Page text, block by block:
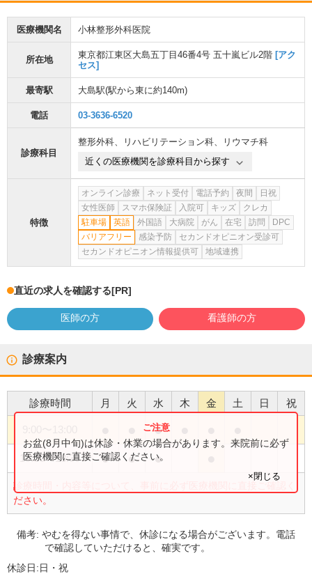
医療機関名 小林整形外科医院
所在地 東京都江東区大島五丁目46番4号 五十嵐ビル2階 [アク
セス]
最寄駅 大島駅(駅から東に約140m)
電話 03-3636-6520
診療科目
整形外科、 リハビリテーション科、
リウマチ科
近くの医療機関を診療科目から探す
特徴
オンライン診療 ネット受付 電話予約 夜間
日祝
女性医師
スマホ保険証 入院可 キッズ
クレカ
駐車場
英語 外国語 大病院 がん 在宅 訪問
DPC
バリアフリー
感染予防
セカンドオピニオン受診可
セカンドオピニオン情報提供可
地域連携
直近の求人を確認する[PR]
医師の方 看護師の方
診療案内
診療時間 月 火 水 木 金 土 日 祝
●
15:00〜18:30 ● ● ●
診療時間・内容等について、事前に必ず医療機関に直接ご確認く
ださい。
お盆(8月中旬)は休診・休業の場合があります。来院前に必ず
医療機関に直接ご確認ください。
×閉じる
備考:やむを得ない事情で、休診になる場合がございます。電話
で確認していただけると、確実です。
休診日:日・祝